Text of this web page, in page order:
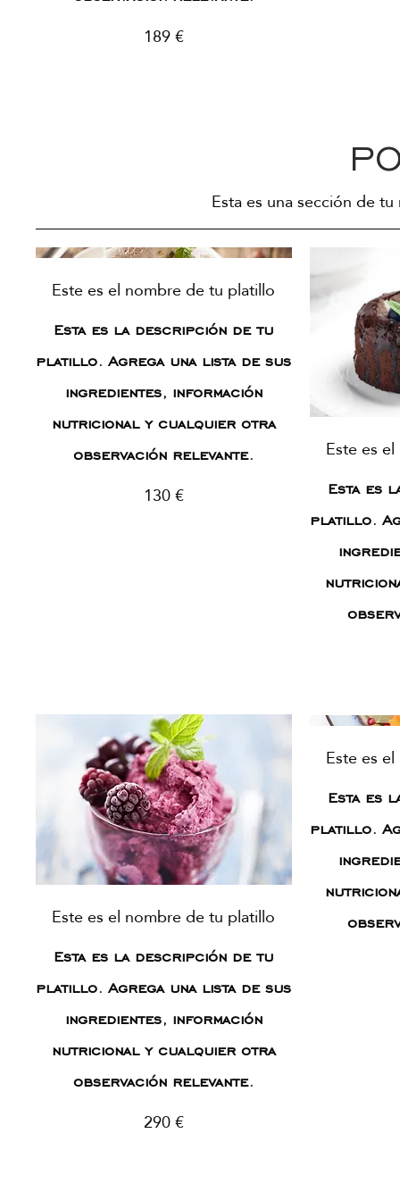
189 €
Esta es una sección de
Este es el nombre de tu platillo
Esta es la descripción de tu
platillo. Agrega una lista de sus
ingredientes, información
nutricional y cualquier otra
observación relevante.
130 €
Este es
Esta es
platillo.
Este es el nombre de tu platillo
Esta es la descripción de tu
platillo. Agrega una lista de sus
ingredientes, información
nutricional y cualquier otra
observación relevante.
290 €
Este es
Esta es
platillo.